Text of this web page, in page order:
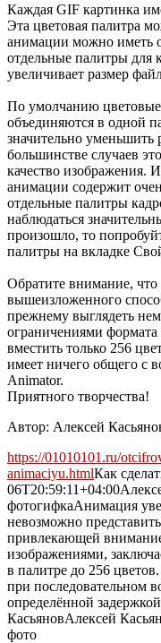
Каждая GIF картинка
Эта цветовая палитра
анимации можно иметь
отдельные палитры для
увеличивает размер
По умолчанию
объединяются в одной
значительно
большинстве случаев
качество изображения.
анимации содержит
отдельные палитры
наблюдаться
произошло, то
палитры на вкладке
Обратите внимание, что
вышеизложенного
прежнему выглядеть
ограничениями
вместить только 256
имеет ничего общего с
Animator.
Приятного творчества!
Автор: Алексей
https://01010101.ru/
animaciyu.htmlКак
06T20:59:11+04:00
фотогифкаАнимация
невозможно
привлекающей
изображениями,
в палитре до 256
при последовательном
определённой
КасьяновАлексей
фото